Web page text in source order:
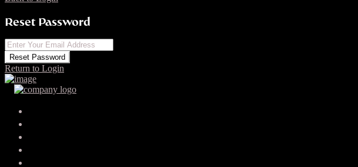
Reset Password
Reset Password
Return to Login